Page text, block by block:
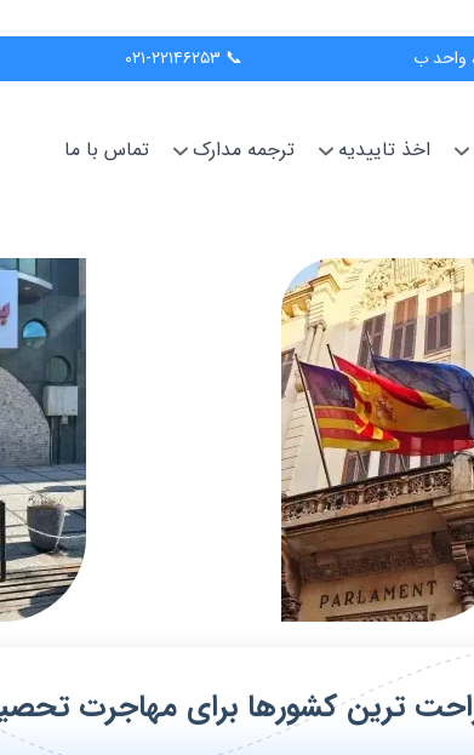
📞 ۰۲۱-۲۲۱۴۶۲۵۳
اخذ تاییدیه ترجمه مدارک تماس با ما